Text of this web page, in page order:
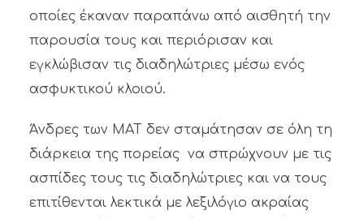
οποίες έκαναν παραπάνω από αισθητή την
παρουσία τους και περιόρισαν και
εγκλώβισαν τις διαδηλώτριες μέσω ενός
ασφυκτικού κλοιού.
Άνδρες των ΜΑΤ δεν σταμάτησαν σε όλη τη
διάρκεια της πορείας να σπρώχνουν με τις
ασπίδες τους τις διαδηλώτριες και να τους
επιτίθενται λεκτικά με λεξιλόγιο ακραίας